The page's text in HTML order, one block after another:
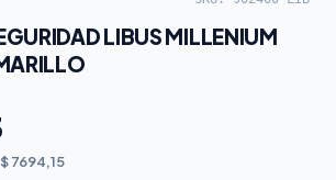
LIBUS MILLENIUM
$ 7694,15